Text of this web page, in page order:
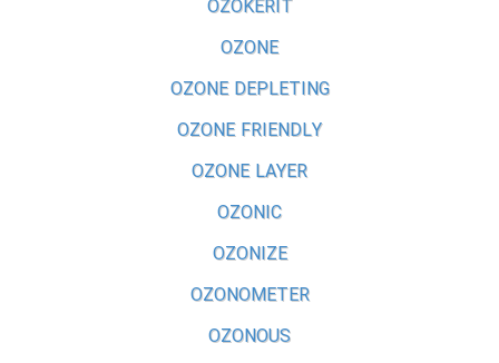
OZOKERIT
OZONE
OZONE DEPLETING
OZONE FRIENDLY
OZONE LAYER
OZONIC
OZONIZE
OZONOMETER
OZONOUS